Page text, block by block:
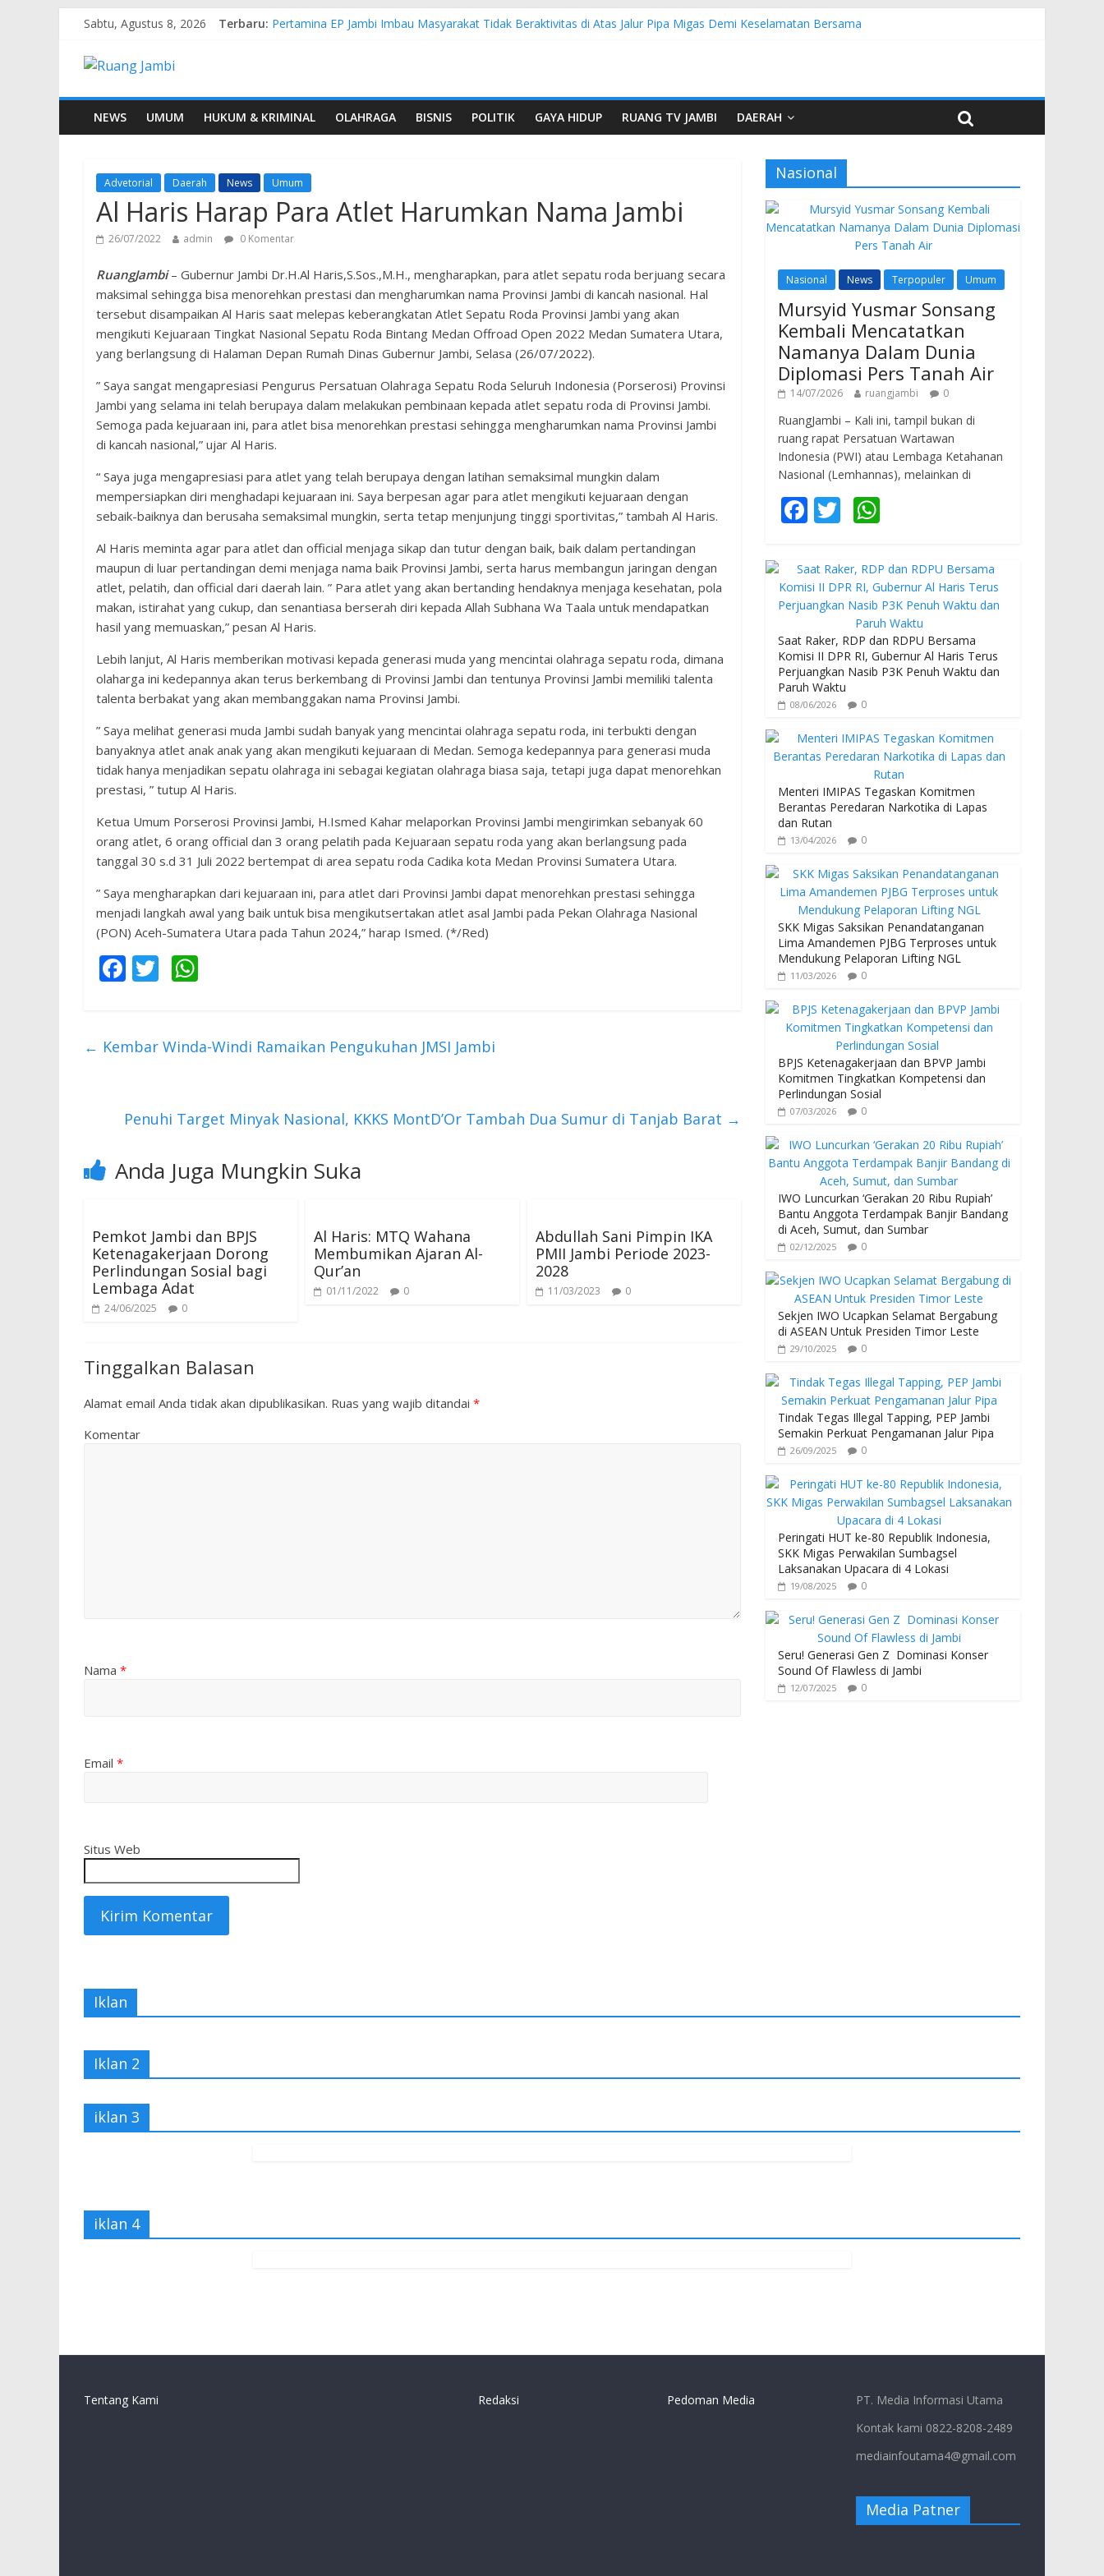
Sabtu, Agustus 8, 2026 Terbaru: Pertamina EP Jambi Imbau Masyarakat Tidak Beraktivitas di Atas Jalur Pipa Migas Demi Keselamatan Bersama
Gubernur Al Haris Buka Turnamen Tenis Antar Alumni Perguruan Tinggi ke-16 se-Indonesia di UNJA
NEWS
UMUM HUKUM & KRIMINAL OLAHRAGA BISNIS POLITIK GAYA HIDUP RUANG TV JAMBI DAERAH
Advetorial Daerah News Umum
Al Haris Harap Para Atlet Harumkan Nama Jambi
26/07/2022 admin 0 Komentar
RuangJambi– Gubernur Jambi Dr.H.Al Haris,S.Sos.,M.H., mengharapkan, para atlet sepatu roda berjuang secara
maksimal sehingga bisa menorehkan prestasi dan mengharumkan nama Provinsi Jambi di kancah nasional. Hal
tersebut disampaikan Al Haris saat melepas keberangkatan Atlet Sepatu Roda Provinsi Jambi yang akan
mengikuti Kejuaraan Tingkat Nasional Sepatu Roda Bintang Medan Offroad Open 2022 Medan Sumatera Utara,
yang berlangsung di Halaman Depan Rumah Dinas Gubernur Jambi, Selasa (26/07/2022).
” Saya sangat mengapresiasi Pengurus Persatuan Olahraga Sepatu Roda Seluruh Indonesia (Porserosi) Provinsi
Jambi yang selama ini telah berupaya dalam melakukan pembinaan kepada atlet sepatu roda di Provinsi Jambi.
Semoga pada kejuaraan ini, para atlet bisa menorehkan prestasi sehingga mengharumkan nama Provinsi Jambi
di kancah nasional,” ujar Al Haris.
“ Saya juga mengapresiasi para atlet yang telah berupaya dengan latihan semaksimal mungkin dalam
mempersiapkan diri menghadapi kejuaraan ini. Saya berpesan agar para atlet mengikuti kejuaraan dengan
sebaik-baiknya dan berusaha semaksimal mungkin, serta tetap menjunjung tinggi sportivitas,” tambah Al Haris.
Al Haris meminta agar para atlet dan official menjaga sikap dan tutur dengan baik, baik dalam pertandingan
maupun di luar pertandingan demi menjaga nama baik Provinsi Jambi, serta harus membangun jaringan dengan
atlet, pelatih, dan official dari daerah lain. ” Para atlet yang akan bertanding hendaknya menjaga kesehatan, pola
makan, istirahat yang cukup, dan senantiasa berserah diri kepada Allah Subhana Wa Taala untuk mendapatkan
hasil yang memuaskan,” pesan Al Haris.
Lebih lanjut, Al Haris memberikan motivasi kepada generasi muda yang mencintai olahraga sepatu roda, dimana
olaharga ini kedepannya akan terus berkembang di Provinsi Jambi dan tentunya Provinsi Jambi memiliki talenta
talenta berbakat yang akan membanggakan nama Provinsi Jambi.
” Saya melihat generasi muda Jambi sudah banyak yang mencintai olahraga sepatu roda, ini terbukti dengan
banyaknya atlet anak anak yang akan mengikuti kejuaraan di Medan. Semoga kedepannya para generasi muda
tidak hanya menjadikan sepatu olahraga ini sebagai kegiatan olahraga biasa saja, tetapi juga dapat menorehkan
prestasi, ” tutup Al Haris.
Ketua Umum Porserosi Provinsi Jambi, H.Ismed Kahar melaporkan Provinsi Jambi mengirimkan sebanyak 60
orang atlet, 6 orang official dan 3 orang pelatih pada Kejuaraan sepatu roda yang akan berlangsung pada
tanggal 30 s.d 31 Juli 2022 bertempat di area sepatu roda Cadika kota Medan Provinsi Sumatera Utara.
” Saya mengharapkan dari kejuaraan ini, para atlet dari Provinsi Jambi dapat menorehkan prestasi sehingga
menjadi langkah awal yang baik untuk bisa mengikutsertakan atlet asal Jambi pada Pekan Olahraga Nasional
(PON) Aceh-Sumatera Utara pada Tahun 2024,” harap Ismed. (*/Red)
F
b
k
T
er s
p
← Kembar Winda-Windi Ramaikan Pengukuhan JMSI Jambi
Penuhi Target Minyak Nasional, KKKS MontD’Or Tambah Dua Sumur di Tanjab Barat →
Anda Juga Mungkin Suka
Pemkot Jambi dan BPJS
Ketenagakerjaan Dorong
Perlindungan Sosial bagi
Lembaga Adat
24/06/2025 0
Al Haris: MTQ Wahana
Membumikan Ajaran Al-
Qur’an
01/11/2022 0
Abdullah Sani Pimpin IKA
PMII Jambi Periode 2023-
2028
11/03/2023 0
Tinggalkan Balasan
Alamat email Anda tidak akan dipublikasikan. Ruas yang wajib ditandai *
Komentar
Nama *
Email *
Situs Web
Nasional
Nasional News Terpopuler Umum
Mursyid Yusmar Sonsang
Kembali Mencatatkan
Namanya Dalam Dunia
Diplomasi Pers Tanah Air
14/07/2026 ruangjambi 0
RuangJambi – Kali ini, tampil bukan di
ruang rapat Persatuan Wartawan
Indonesia (PWI) atau Lembaga Ketahanan
Nasional (Lemhannas), melainkan di
F
e
b
o
o
k
T
itt
er
at
s
A
p
p
Saat Raker, RDP dan RDPU Bersama
Komisi II DPR RI, Gubernur Al Haris Terus
Perjuangkan Nasib P3K Penuh Waktu dan
Paruh Waktu
08/06/2026 0
Menteri IMIPAS Tegaskan Komitmen
Berantas Peredaran Narkotika di Lapas
dan Rutan
13/04/2026 0
SKK Migas Saksikan Penandatanganan
Lima Amandemen PJBG Terproses untuk
Mendukung Pelaporan Lifting NGL
11/03/2026 0
BPJS Ketenagakerjaan dan BPVP Jambi
Komitmen Tingkatkan Kompetensi dan
Perlindungan Sosial
07/03/2026 0
IWO Luncurkan ‘Gerakan 20 Ribu Rupiah’
Bantu Anggota Terdampak Banjir Bandang
di Aceh, Sumut, dan Sumbar
02/12/2025 0
Sekjen IWO Ucapkan Selamat Bergabung
di ASEAN Untuk Presiden Timor Leste
29/10/2025 0
Tindak Tegas Illegal Tapping, PEP Jambi
Semakin Perkuat Pengamanan Jalur Pipa
26/09/2025 0
Peringati HUT ke-80 Republik Indonesia,
SKK Migas Perwakilan Sumbagsel
Laksanakan Upacara di 4 Lokasi
19/08/2025 0
Seru! Generasi Gen Z Dominasi Konser
Sound Of Flawless di Jambi
12/07/2025 0
Iklan
Iklan 2
iklan 3
iklan 4
Tentang Kami Redaksi Pedoman Media
PT. Media Informasi Utama
Kontak kami 0822-8208-2489
mediainfoutama4@gmail.com
Media Patner